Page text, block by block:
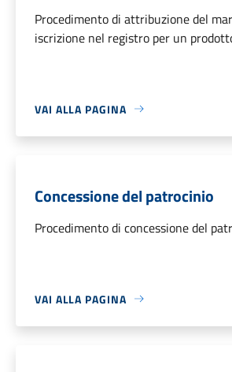
Procedimento di attribuzione del
iscrizione nel registro per un
VAI ALLA PAGINA
Concessione del patrocinio
Procedimento di concessione del
VAI ALLA PAGINA